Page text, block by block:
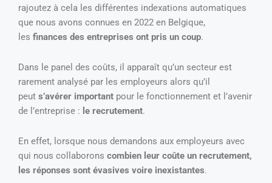
rajoutez à cela les différentes indexations automatiques
que nous avons connues en 2022 en Belgique,
les finances des entreprises ont pris un coup.
Dans le panel des coûts, il apparaît qu’un secteur est
rarement analysé par les employeurs alors qu’il
peut s’avérer important pour le fonctionnement et l’avenir
de l’entreprise : le recrutement.
En effet, lorsque nous demandons aux employeurs avec
qui nous collaborons combien leur coûte un recrutement,
les réponses sont évasives voire inexistantes.